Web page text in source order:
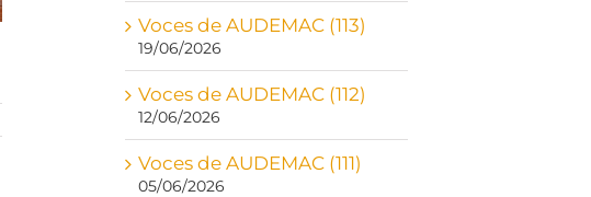
Voces de AUDEMAC (113)
19/06/2026
Voces de AUDEMAC (112)
12/06/2026
Voces de AUDEMAC (111)
05/06/2026